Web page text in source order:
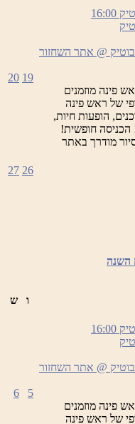
16:00
פינה מוזמנים
של ראש פינה
הופעות חיות,
הכניסה חופשית!
וב19:30 יצא סיור מודרך באתר
19
20
26
27
השנה
ו ש
16:00
פינה מוזמנים
של ראש פינה
5
6